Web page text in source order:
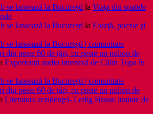
se lansează la București la Viaţa din spatele
se lansează la București la Foarţă, poezie şi
se lansează la București | comunitate
din peste 60 de țări, cu peste un milion de
Experiență audio imersivă de Călin Țopa în
se lansează la București | comunitate
din peste 60 de țări, cu peste un milion de
Literatura rezidenţei- Ledig House inainte de